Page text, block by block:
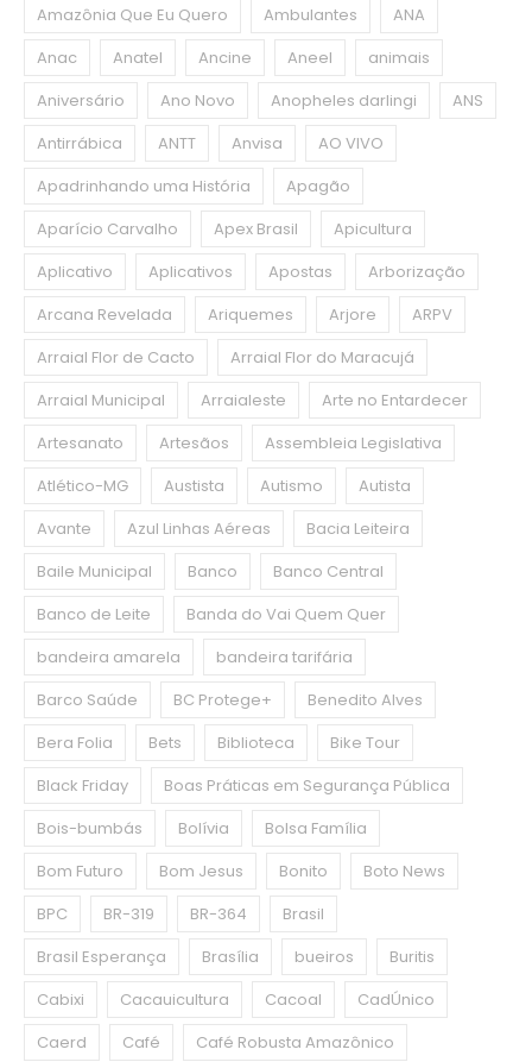
Amazônia Que Eu Quero
Ambulantes
ANA
Anac
Anatel Ancine Aneel
animais
Aniversário
Ano Novo Anopheles darlingi
ANS
Antirrábica
ANTT Anvisa
AO VIVO
Apadrinhando uma História
Apagão
Aparício Carvalho
Apex Brasil
Apicultura
Aplicativo
Aplicativos Apostas
Arborização
Arcana Revelada
Ariquemes Arjore
ARPV
Arraial Flor de Cacto
Arraial Flor do Maracujá
Arraial Municipal
Arraialeste
Arte no Entardecer
Artesanato
Artesãos
Assembleia Legislativa
Atlético-MG
Austista Autismo
Autista
Avante
Azul Linhas Aéreas
Bacia Leiteira
Baile Municipal
Banco
Banco Central
Banco de Leite
Banda do Vai Quem Quer
bandeira amarela
bandeira tarifária
Barco Saúde
BC Protege+
Benedito Alves
Bera Folia
Bets Biblioteca
Bike Tour
Black Friday
Boas Práticas em Segurança Pública
Bois-bumbás
Bolívia
Bolsa Família
Bom Futuro
Bom Jesus Bonito
Boto News
BPC
BR-319 BR-364
Brasil
Brasil Esperança
Brasília bueiros
Buritis
Cabixi
Cacauicultura Cacoal
CadÚnico
Caerd
Café
Café Robusta Amazônico